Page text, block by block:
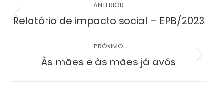
de
ANTERIOR
Post
Relatório de impacto social – EPB/2023
PRÓXIMO
Próximo
Às mães e às mães já avós